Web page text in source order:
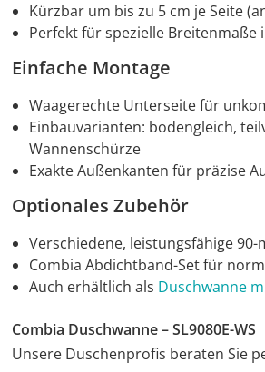
Kürzbar um bis zu 5 cm je Seite
Perfekt für spezielle
Einfache Montage
Waagerechte Unterseite für
Einbauvarianten: bodengleich,
Wannenschürze
Exakte Außenkanten für präzise
Optionales Zubehör
Verschiedene, leistungsfähige
Combia Abdichtband-Set für
Auch erhältlich als Duschwanne
Combia Duschwanne – SL9080E-WS
Unsere Duschenprofis beraten Sie